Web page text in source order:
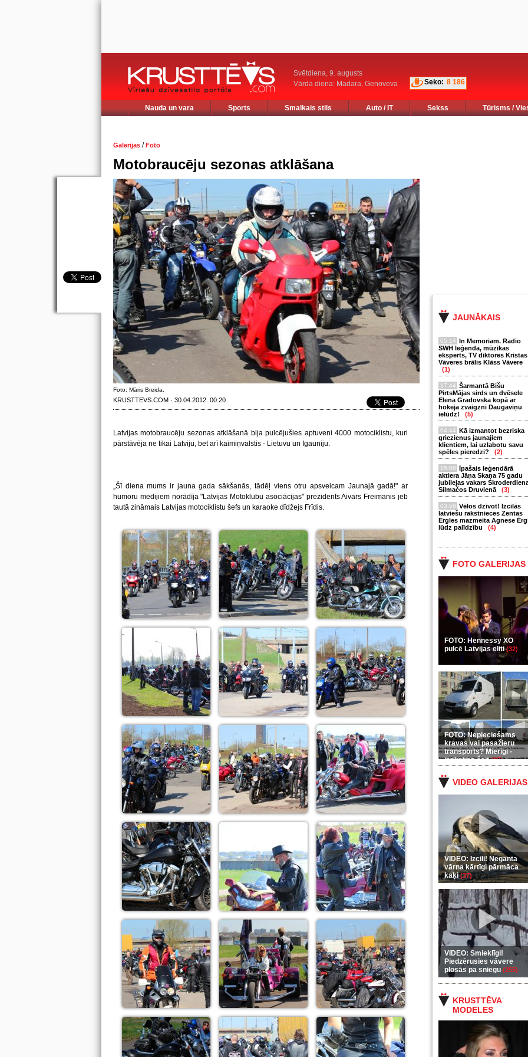
Svētdiena, 9. augusts
Vārda diena: Madara, Genoveva
Seko: 8 186
Nauda un vara Sports Smalkais stils Auto / IT Sekss Tūrisms /
JAUNĀKAIS
05:14 In Memoriam. Radio
SWH leģenda, mūzikas
eksperts, TV diktores Kristas
Vāveres brālis Klāss Vāvere
(1)
17:44 Šarmantā Bišu
PirtsMājas sirds un dvēsele
Elena Gradovska kopā ar
hokeja zvaigzni Daugaviņu
ielūdz!
(5)
04:44 Kā izmantot bezriska
griezienus jaunajiem
klientiem, lai uzlabotu savu
spēles pieredzi?
(2)
15:08 Īpašais leģendārā
aktiera Jāņa Skaņa 75 gadu
jubilejas vakars
Silmačos Druvienā
(3)
03:58 Vēlos dzīvot! Izcilās
latviešu rakstnieces Zentas
Ērgles mazmeita Agnese
lūdz palīdzību
(4)
FOTO GALERIJAS
FOTO: Hennessy XO
pulcē Latvijas eliti(32)
FOTO: Nepieciešams
kravas vai pasažieru
transports? Mierīgi -
ieskaties šeit(35)
VIDEO GALERIJAS
VIDEO: Izcili! Neganta
vārna kārtīgi pārmāca
kaķi(37)
VIDEO: Smieklīgi!
Piedzērusies vāvere
plosās pa sniegu (255)
KRUSTTĒVA
MODELES
Galerijas /Foto
Motobraucēju sezonas atklāšana
Foto: Māris Breida.
KRUSTTEVS.COM · 30.04.2012. 00:20
Latvijas motobraucēju sezonas atklāšanā bija pulcējušies aptuveni 4000 motociklistu, kuri
pārstāvēja ne tikai Latviju, bet arī kaimiņvalstis - Lietuvu un Igauniju.
„Šī diena mums ir jauna gada sākšanās, tādēļ viens otru apsveicam Jaunajā gadā!" ar
humoru medijiem norādīja "Latvijas Motoklubu asociācijas" prezidents Aivars Freimanis jeb
tautā zināmais Latvijas motociklistu šefs un karaoke dīdžejs Frīdis.